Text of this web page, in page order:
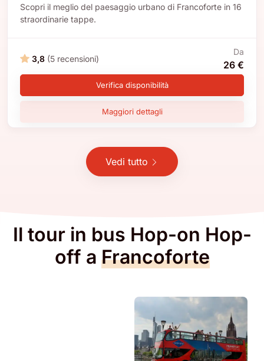
Scopri il meglio del paesaggio urbano di Francoforte in 16
straordinarie tappe.
3,8 (5 recensioni)
Da
26 €
Verifica disponibilità
Maggiori dettagli
Vedi tutto
Il tour in bus Hop-on Hop-
off a Francoforte